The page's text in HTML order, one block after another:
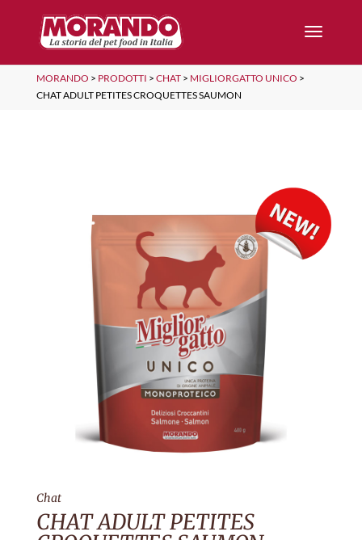
MORANDO > PRODOTTI > CHAT> MIGLIORGATTO UNICO >
CHAT ADULT PETITES CROQUETTES SAUMON
Chat
CHAT ADULT PETITES